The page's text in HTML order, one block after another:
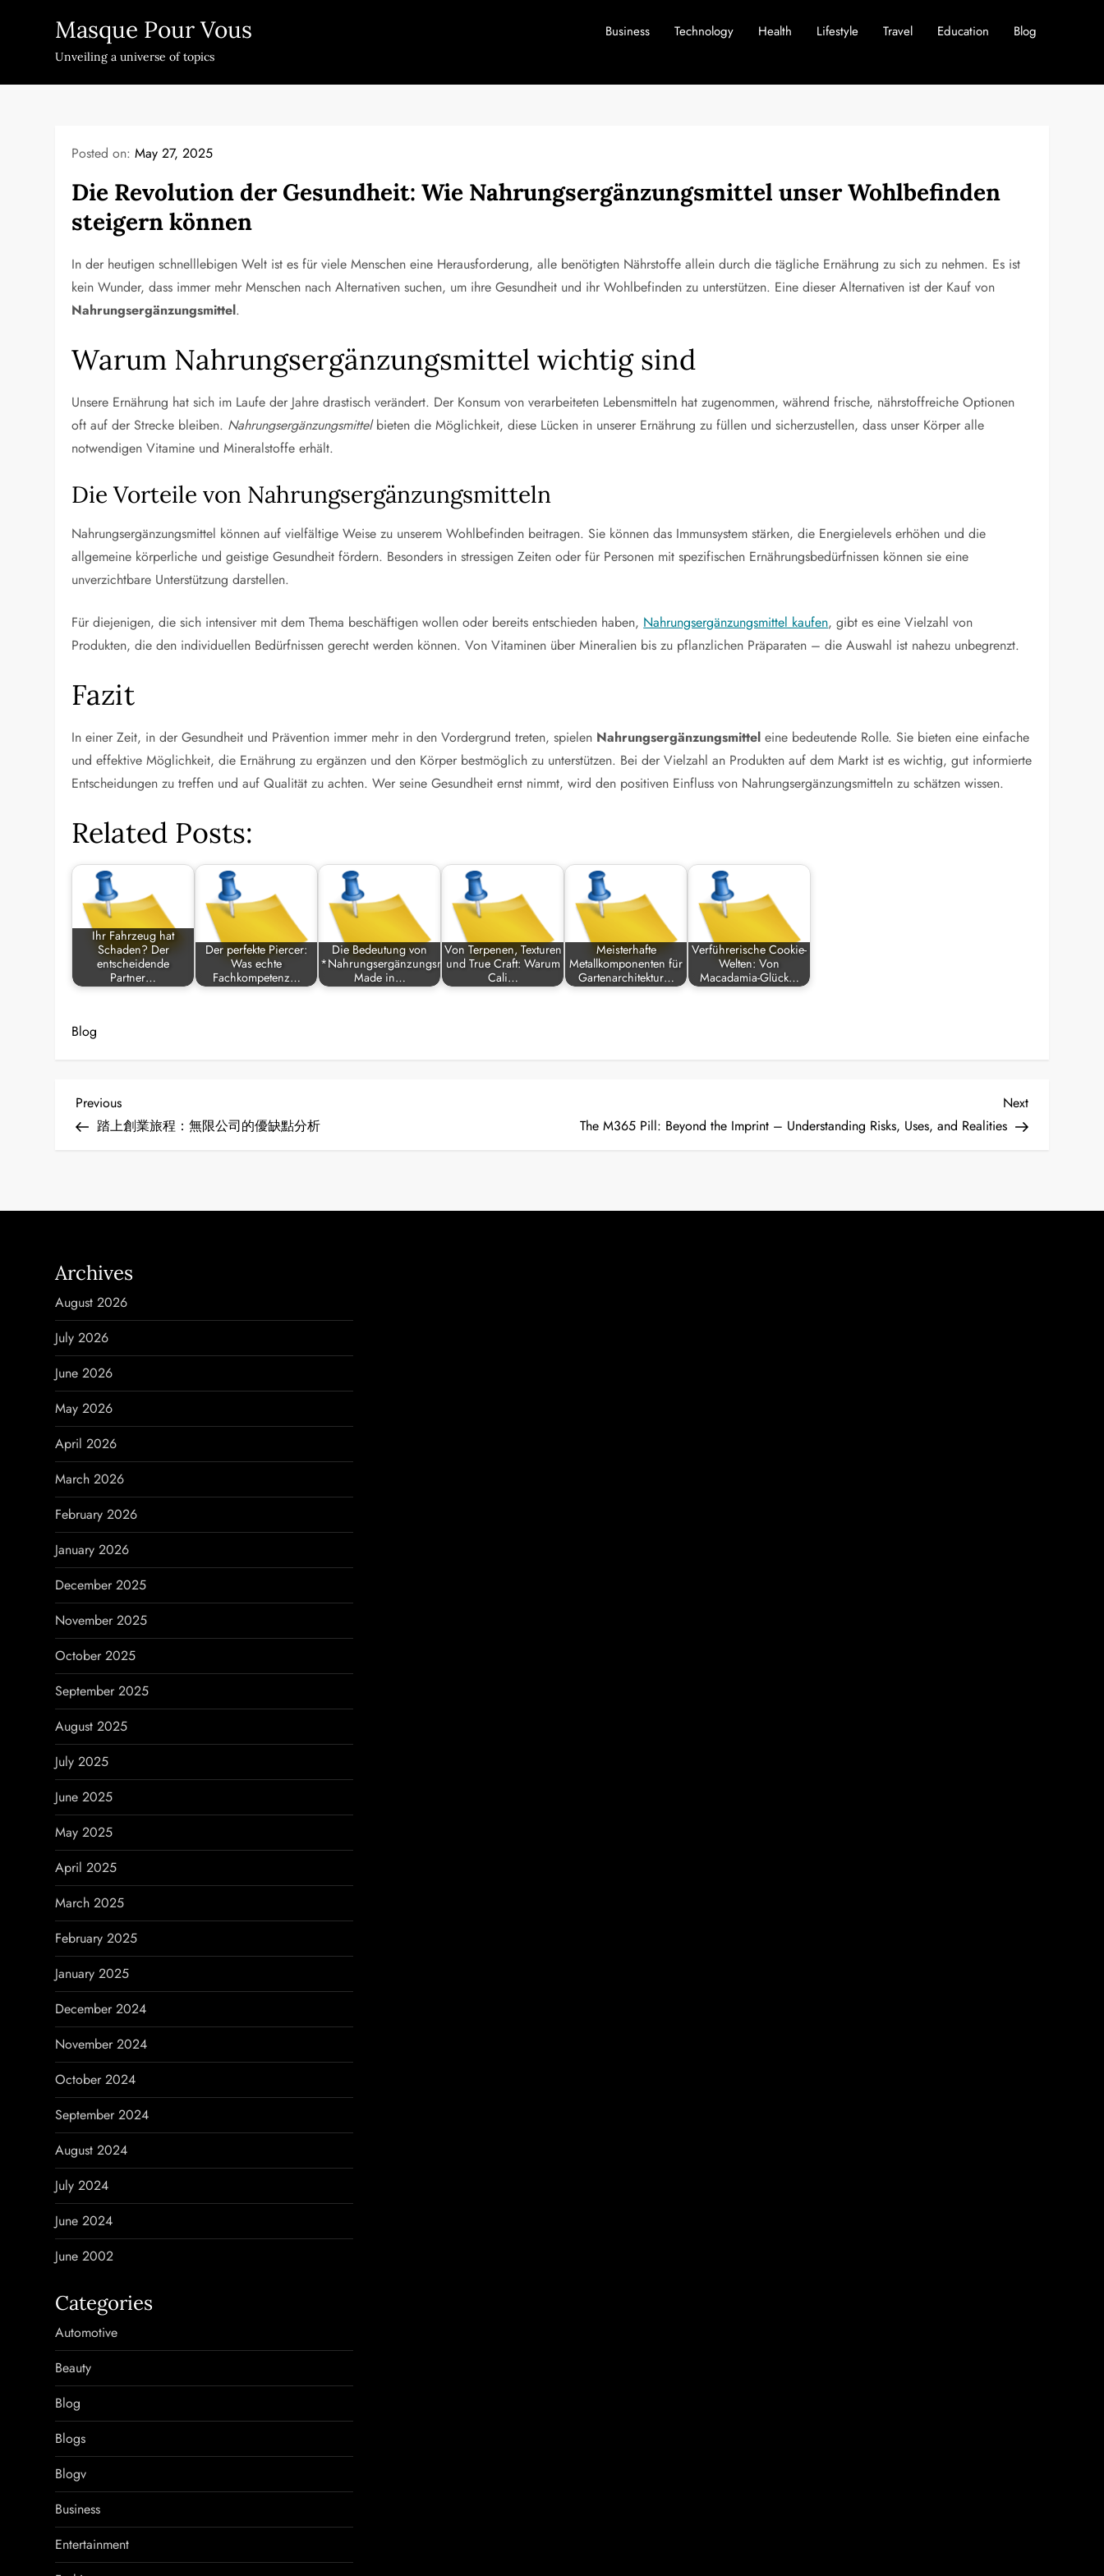
Masque Pour Vous
Unveiling a universe of topics
Business Technology Health Lifestyle Travel Education Blog
Posted on:May 27, 2025
Die Revolution der Gesundheit: Wie Nahrungsergänzungsmittel unser Wohlbefinden
steigern können
In der heutigen schnelllebigen Welt ist es für viele Menschen eine Herausforderung, alle benötigten Nährstoffe allein durch die tägliche Ernährung zu sich zu nehmen. Es ist
kein Wunder, dass immer mehr Menschen nach Alternativen suchen, um ihre Gesundheit und ihr Wohlbefinden zu unterstützen. Eine dieser Alternativen ist der Kauf von
Nahrungsergänzungsmittel.
Warum Nahrungsergänzungsmittel wichtig sind
Unsere Ernährung hat sich im Laufe der Jahre drastisch verändert. Der Konsum von verarbeiteten Lebensmitteln hat zugenommen, während frische, nährstoffreiche Optionen
oft auf der Strecke bleiben. Nahrungsergänzungsmittelbieten die Möglichkeit, diese Lücken in unserer Ernährung zu füllen und sicherzustellen, dass unser Körper alle
notwendigen Vitamine und Mineralstoffe erhält.
Die Vorteile von Nahrungsergänzungsmitteln
Nahrungsergänzungsmittel können auf vielfältige Weise zu unserem Wohlbefinden beitragen. Sie können das Immunsystem stärken, die Energielevels erhöhen und die
allgemeine körperliche und geistige Gesundheit fördern. Besonders in stressigen Zeiten oder für Personen mit spezifischen Ernährungsbedürfnissen können sie eine
unverzichtbare Unterstützung darstellen.
Für diejenigen, die sich intensiver mit dem Thema beschäftigen wollen oder bereits entschieden haben, Nahrungsergänzungsmittel kaufen, gibt es eine Vielzahl von
Produkten, die den individuellen Bedürfnissen gerecht werden können. Von Vitaminen über Mineralien bis zu pflanzlichen Präparaten – die Auswahl ist nahezu unbegrenzt.
Fazit
In einer Zeit, in der Gesundheit und Prävention immer mehr in den Vordergrund treten, spielen Nahrungsergänzungsmittel eine bedeutende Rolle. Sie bieten eine einfache
und effektive Möglichkeit, die Ernährung zu ergänzen und den Körper bestmöglich zu unterstützen. Bei der Vielzahl an Produkten auf dem Markt ist es wichtig, gut informierte
Entscheidungen zu treffen und auf Qualität zu achten. Wer seine Gesundheit ernst nimmt, wird den positiven Einfluss von Nahrungsergänzungsmitteln zu schätzen wissen.
Related Posts:
Ihr Fahrzeug hat
Schaden? Der
entscheidende
Partner…
Der perfekte Piercer:
Was echte
Fachkompetenz…
Die Bedeutung von
*Nahrungsergänzungsmittel
Made in…
Von Terpenen, Texturen
und True Craft: Warum
Cali…
Meisterhafte
Metallkomponenten für
Gartenarchitektur…
Verführerische Cookie-
Welten: Von
Macadamia-Glück…
Blog
P
t
a
v
i
g
a
t
i
o
n
Previous
Post
Previous
踏上創業旅程：無限公司的優缺點分析
Next
Post
Next
The M365 Pill: Beyond the Imprint – Understanding Risks, Uses, and Realities
Archives
August 2026
July 2026
June 2026
May 2026
April 2026
March 2026
February 2026
January 2026
December 2025
November 2025
October 2025
September 2025
August 2025
July 2025
June 2025
May 2025
April 2025
March 2025
February 2025
January 2025
December 2024
November 2024
October 2024
September 2024
August 2024
July 2024
June 2024
June 2002
Categories
Automotive
Beauty
Blog
Blogs
Blogv
Business
Entertainment